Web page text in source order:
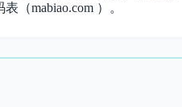
（mabiao.com ）。